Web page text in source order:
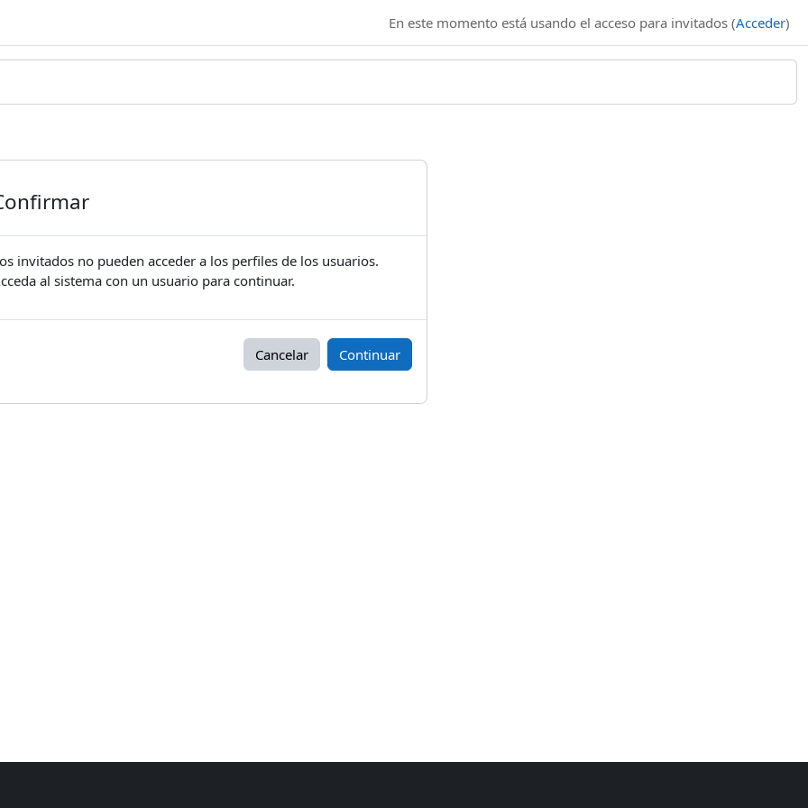
En este momento está usando el acceso para invitados (Acceder)
invitados no pueden acceder a los perfiles de los usuarios.
al sistema con un usuario para continuar.
Cancelar Continuar